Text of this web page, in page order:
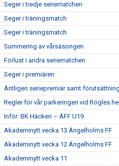
Seger i tredje seriematchen
Seger i träningsmatch
Seger i träningsmatch
Summering av vårsäsongen
Förlust i andra seriematchen
Seger i premiären
Äntligen seriepremiär samt
Regler för vår parkeringen vid Rögles
Inför: BK Häcken – ÄFF U19
Akademinytt vecka 13 Ängelholms FF
Akademinytt vecka 12 Ängelholms FF
Akademinytt vecka 11